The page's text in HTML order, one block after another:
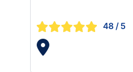
48 / 5